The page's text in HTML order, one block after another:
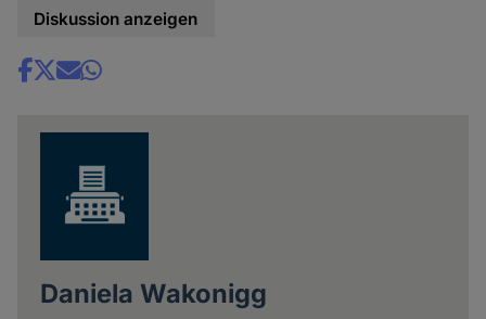
Diskussion anzeigen
Share
Daniela Wakonigg